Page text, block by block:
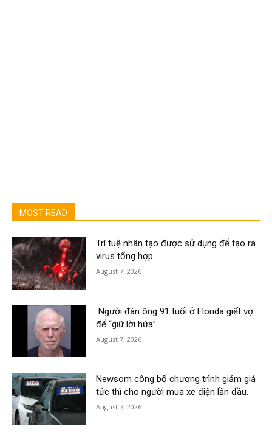
MOST READ
Trí tuệ nhân tạo được sử dụng để tạo ra
virus tổng hợp.
August 7, 2026
Người đàn ông 91 tuổi ở Florida giết vợ
để “giữ lời hứa”
August 7, 2026
Newsom công bố chương trình giảm giá
tức thì cho người mua xe điện lần đầu.
August 7, 2026